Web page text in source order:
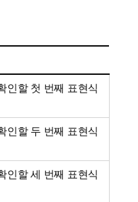
인할 첫 번째 표현식
인할 두 번째 표현식
인할 세 번째 표현식